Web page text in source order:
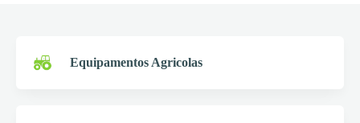
Equipamentos Agricolas